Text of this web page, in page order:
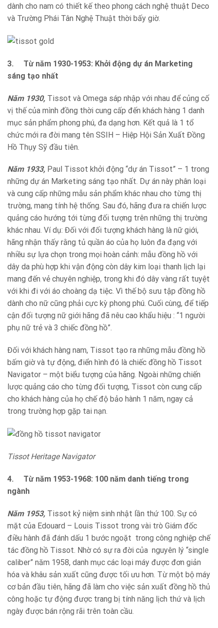
dành cho nam có thiết kế theo phong cách nghệ thuật Deco
và Trường Phái Tân Nghệ Thuật thời bấy giờ.
3. Từ năm 1930-1953: Khởi động dự án Marketing
sáng tạo nhất
Năm 1930, Tissot và Omega sáp nhập với nhau để củng cố
vị thế của mình đồng thời cung cấp đến khách hàng 1 danh
mục sản phẩm phong phú, đa dạng hơn. Kết quả là 1 tổ
chức mới ra đời mang tên SSIH – Hiệp Hội Sản Xuất Đồng
Hồ Thụy Sỹ đầu tiên.
Năm 1933, Paul Tissot khởi động “dự án Tissot” – 1 trong
những dự án Marketing sáng tạo nhất. Dự án này phân loại
và cung cấp những mẫu sản phẩm khác nhau cho từng thị
trường, mang tính hệ thống. Sau đó, hãng đưa ra chiến lược
quảng cáo hướng tới từng đối tượng trên những thị trường
khác nhau. Ví dụ: Đối với đối tượng khách hàng là nữ giới,
hãng nhận thấy rằng tủ quần áo của họ luôn đa đạng với
nhiều sự lựa chọn trong mọi hoàn cảnh: mẫu đồng hồ với
dây da phù hợp khi vận động còn dây kim loại thanh lịch lại
mang đến vẻ chuyên nghiệp, trong khi đó dây vàng rất tuyệt
với khi đi với áo choàng dạ tiệc. Vì thế bộ sưu tập đồng hồ
dành cho nữ cũng phải cực kỳ phong phú. Cuối cùng, để tiếp
cận đối tượng nữ giới hãng đã nêu cao khẩu hiệu : “1 người
phụ nữ trẻ và 3 chiếc đồng hồ”.
Đối với khách hàng nam, Tissot tạo ra những mẫu đồng hồ
bấm giờ và tự động, điển hình đó là chiếc đồng hồ Tissot
Navigator – một biểu tượng của hãng. Ngoài những chiến
lược quảng cáo cho từng đối tượng, Tissot còn cung cấp
cho khách hàng của họ chế độ bảo hành 1 năm, ngay cả
trong trường hợp gặp tai nạn.
Tissot Heritage Navigator
4. Từ năm 1953-1968: 100 năm danh tiếng trong
ngành
Năm 1953, Tissot kỷ niệm sinh nhật lần thứ 100. Sự có
mặt của Edouard – Louis Tissot trong vài trò Giám đốc
điều hành đã đánh dấu 1 bước ngoặt trong công nghiệp chế
tác đồng hồ Tissot. Nhờ có sự ra đời của nguyên lý “single
caliber” năm 1958, danh mục các loại máy được đơn giản
hóa và khâu sản xuất cũng được tối ưu hơn. Từ một bộ máy
cơ bản đầu tiên, hãng đã làm cho việc sản xuất đồng hồ thủ
công hoặc tự động được trang bị tính năng lịch thứ và lịch
ngày được bán rộng rãi trên toàn cầu.